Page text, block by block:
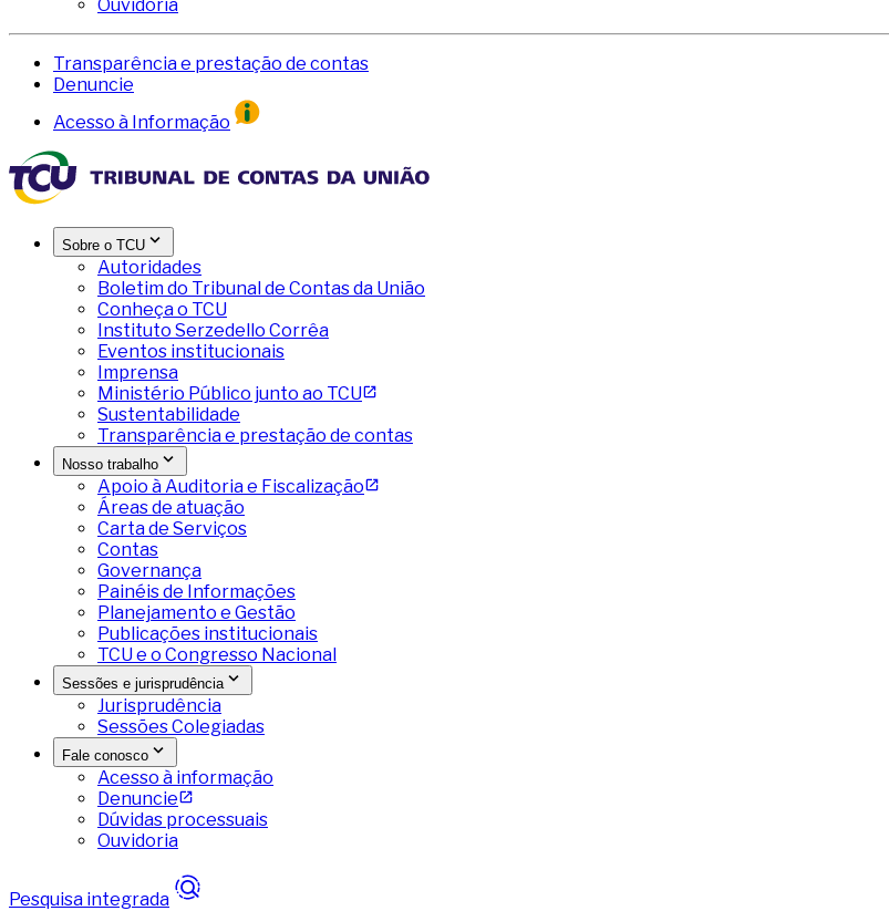
Ouvidoria
Transparência e prestação de contas
Denuncie
Acesso à Informação
Sobre o TCU
Autoridades
Boletim do Tribunal de Contas da União
Conheça o TCU
Instituto Serzedello Corrêa
Eventos institucionais
Imprensa
Ministério Público junto ao TCU
Sustentabilidade
Transparência e prestação de contas
Nosso trabalho
Apoio à Auditoria e Fiscalização
Áreas de atuação
Carta de Serviços
Contas
Governança
Painéis de Informações
Planejamento e Gestão
Publicações institucionais
TCU e o Congresso Nacional
Sessões e jurisprudência
Jurisprudência
Sessões Colegiadas
Fale conosco
Acesso à informação
Denuncie
Dúvidas processuais
Ouvidoria
Pesquisa integrada